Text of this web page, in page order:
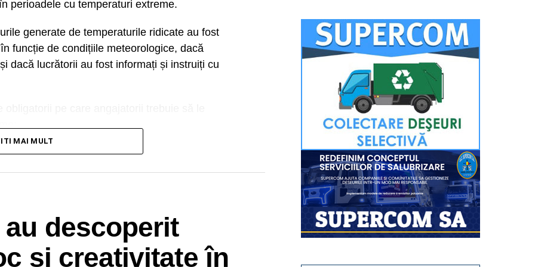
perioadele cu temperaturi extreme.
generate de temperaturile ridicate au fost
funcție de condițiile meteorologice, dacă
dacă lucrătorii au fost informați și instruiți cu
locuri umbrite sau ventilate,
potabilă pentru fiecare lucrător pe schimb
și, acolo unde natura activității o impune,
legislația prevede adaptarea
a activității, în condițiile legii.
MAI MULT
descoperit
și creativitate în